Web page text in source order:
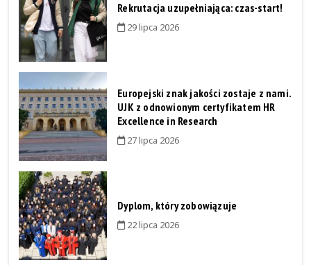
Rekrutacja uzupełniająca: czas-start!
29 lipca 2026
Europejski znak jakości zostaje z nami.
UJK z odnowionym certyfikatem HR
Excellence in Research
27 lipca 2026
Dyplom, który zobowiązuje
22 lipca 2026